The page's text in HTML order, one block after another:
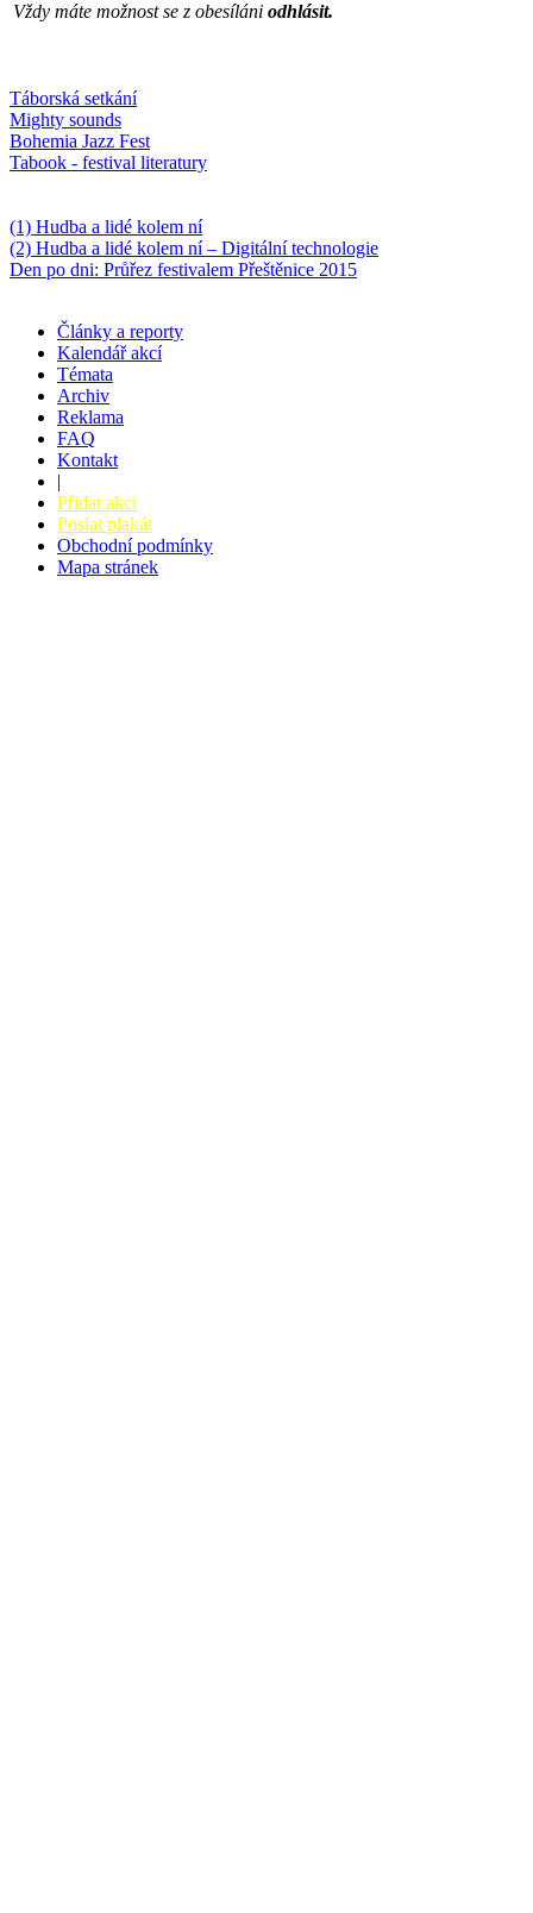
Vždy máte možnost se z obesíláni odhlásit.
Táborská setkání
Mighty sounds
Bohemia Jazz Fest
Tabook - festival literatury
(1) Hudba a lidé kolem ní
(2) Hudba a lidé kolem ní – Digitální technologie
Den po dni: Průřez festivalem Přeštěnice 2015
Články a reporty
Kalendář akcí
Témata
Archiv
Reklama
FAQ
Kontakt
|
Přidat akci
Poslat plakát
Obchodní podmínky
Mapa stránek